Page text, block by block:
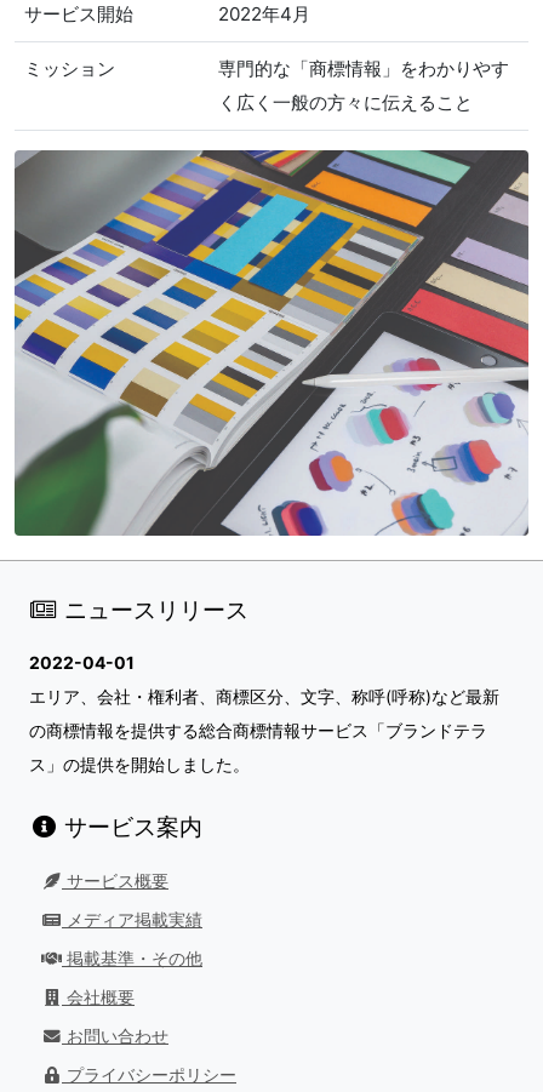
サービス開始 2022年4月
ミッション
専門的な「商標情報」をわかりやす
く広く一般の方々に伝えること
ニュースリリース
2022-04-01
エリア、会社・権利者、商標区分、文字、称呼(呼称)など最新
の商標情報を提供する総合商標情報サービス「ブランドテラ
ス」の提供を開始しました。
サービス案内
サービス概要
メディア掲載実績
掲載基準・その他
会社概要
お問い合わせ
プライバシーポリシー